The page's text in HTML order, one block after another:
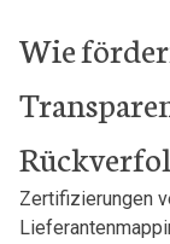
Wie
Zertifizierungen